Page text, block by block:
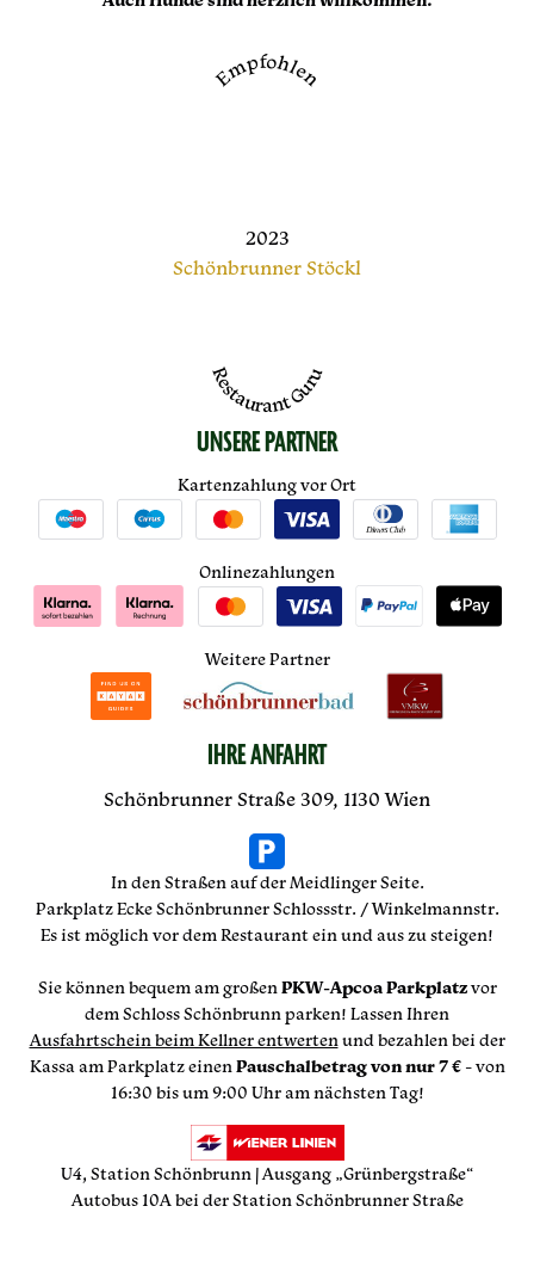
Empfohlen
2023
Schönbrunner Stöckl
Restaurant Guru
UNSERE PARTNER
Kartenzahlung vor Ort
Onlinezahlungen
Weitere Partner
IHRE ANFAHRT
Schönbrunner Straße 309, 1130 Wien
In den Straßen auf der Meidlinger Seite.
Parkplatz Ecke Schönbrunner Schlossstr. / Winkelmannstr.
Es ist möglich vor dem Restaurant ein und aus zu steigen!
Sie können bequem am großenPKW-Apcoa Parkplatzvor
dem Schloss Schönbrunn parken! Lassen Ihren
Ausfahrtschein beim Kellner entwertenund bezahlen bei der
Kassa am Parkplatz einenPauschalbetrag von nur 7 €- von
16:30 bis um 9:00 Uhr am nächsten Tag!
U4, Station Schönbrunn | Ausgang „Grünbergstraße“
Autobus 10A bei der Station Schönbrunner Straße